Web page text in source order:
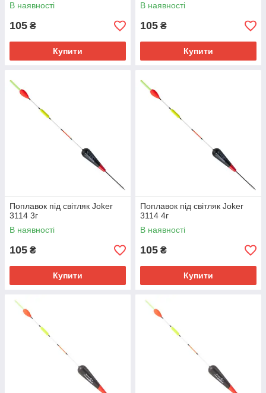
В наявності
105 ₴
Купити
В наявності
105 ₴
Купити
Поплавок під світляк Joker
3114 3г
В наявності
105 ₴
Купити
Поплавок під світляк Joker
3114 4г
В наявності
105 ₴
Купити